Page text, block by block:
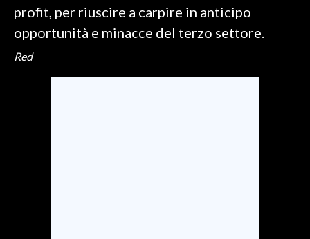
profit, per riuscire a carpire in anticipo
opportunità e minacce del terzo settore.
Red